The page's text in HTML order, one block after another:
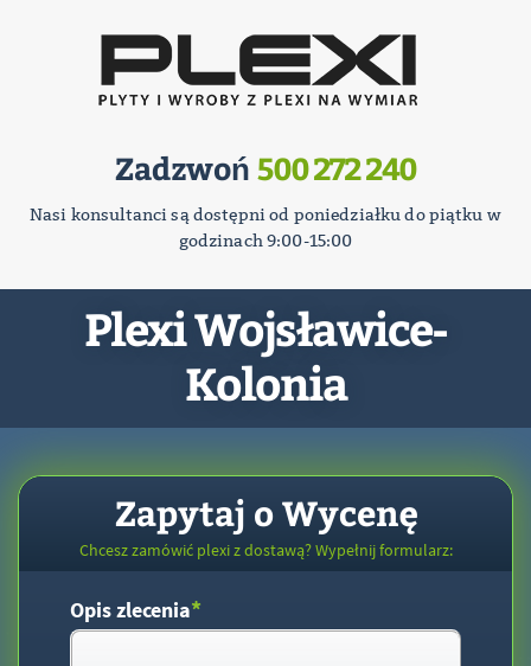
Zadzwoń 500 272 240
Nasi konsultanci są dostępni od poniedziałku do piątku w
godzinach 9:00-15:00
Plexi Wojsławice-
Kolonia
Zapytaj o Wycenę
Chcesz zamówić plexi z dostawą? Wypełnij formularz:
Opis zlecenia*